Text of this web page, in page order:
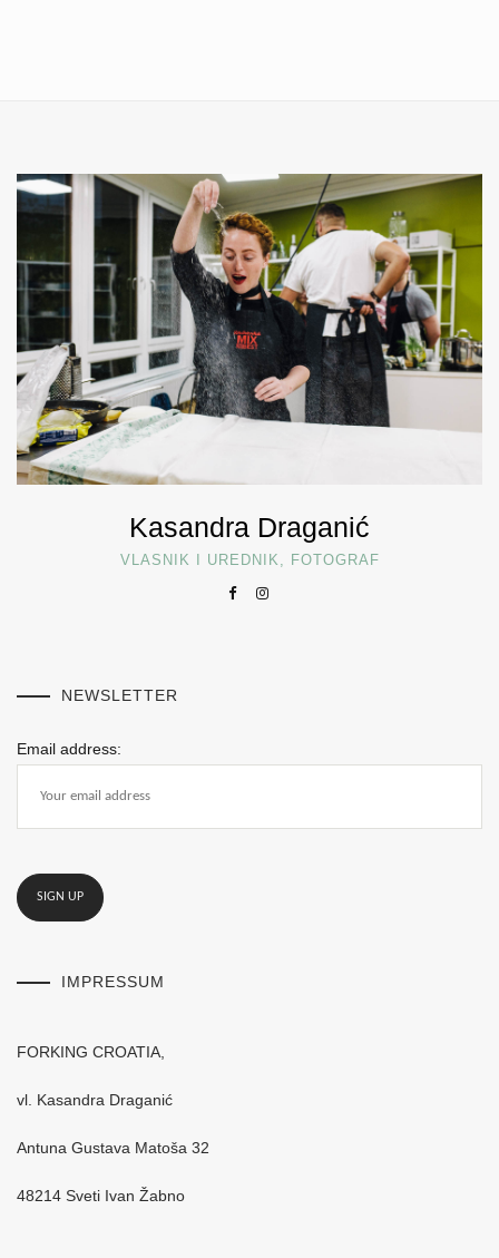
Kasandra Draganić
VLASNIK I UREDNIK, FOTOGRAF
NEWSLETTER
Email address:
IMPRESSUM
FORKING CROATIA,
vl. Kasandra Draganić
Antuna Gustava Matoša 32
48214 Sveti Ivan Žabno